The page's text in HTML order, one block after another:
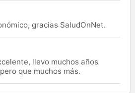
gracias SaludOnNet.
llevo muchos años
que muchos más.